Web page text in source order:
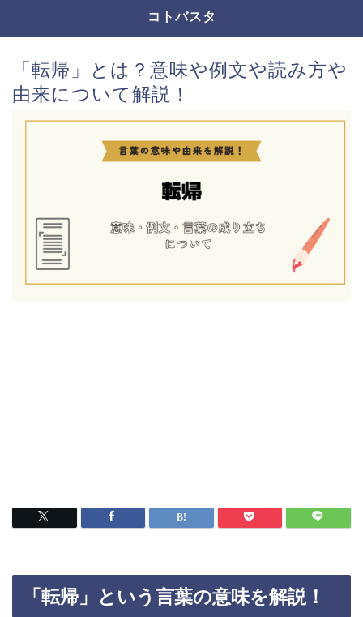
コトバスタ
「転帰」とは？意味や例文や読み方や
由来について解説！
「転帰」という言葉の意味を解説！